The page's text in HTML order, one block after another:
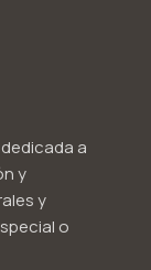
a
y
y
o